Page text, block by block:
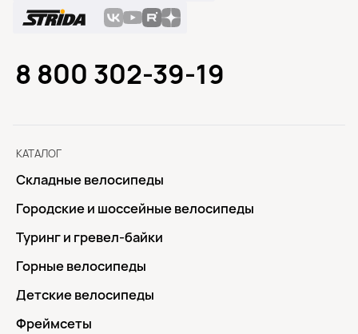
КАТАЛОГ
Складные велосипеды
Городские и шоссейные велосипеды
Туринг и гревел-байки
Горные велосипеды
Детские велосипеды
Фреймсеты
8 800 302-39-19